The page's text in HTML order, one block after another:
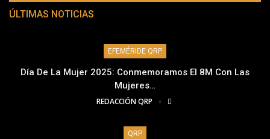
ÚLTIMAS NOTICIAS
EFEMÉRIDE QRP
Día De La Mujer 2025: Conmemoramos El 8M Con Las
Mujeres…
REDACCIÓN QRP
QRP